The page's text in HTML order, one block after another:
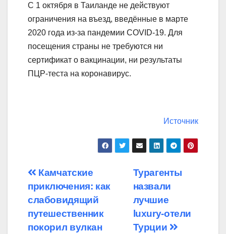
С 1 октября в Таиланде не действуют
ограничения на въезд, введённые в марте
2020 года из-за пандемии COVID-19. Для
посещения страны не требуются ни
сертификат о вакцинации, ни результаты
ПЦР-теста на коронавирус.
Источник
Навигация
по
записям
Турагенты
назвали
лучшие
luxury-отели
Турции
Камчатские
приключения: как
слабовидящий
путешественник
покорил вулкан